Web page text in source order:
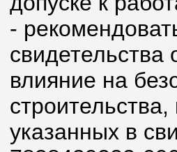
-
свидетельства
влияние на
указанных в